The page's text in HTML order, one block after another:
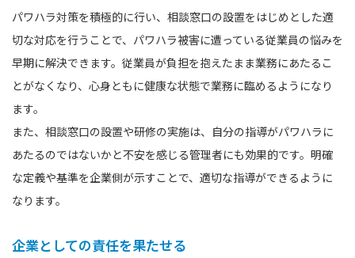
パワハラ対策を積極的に行い、相談窓口の設置をはじめとした適
切な対応を行うことで、パワハラ被害に遭っている従業員の悩みを
早期に解決できます。従業員が負担を抱えたまま業務にあたるこ
とがなくなり、心身ともに健康な状態で業務に臨めるようになり
ます。
また、相談窓口の設置や研修の実施は、自分の指導がパワハラに
あたるのではないかと不安を感じる管理者にも効果的です。明確
な定義や基準を企業側が示すことで、適切な指導ができるように
なります。
企業としての責任を果たせる